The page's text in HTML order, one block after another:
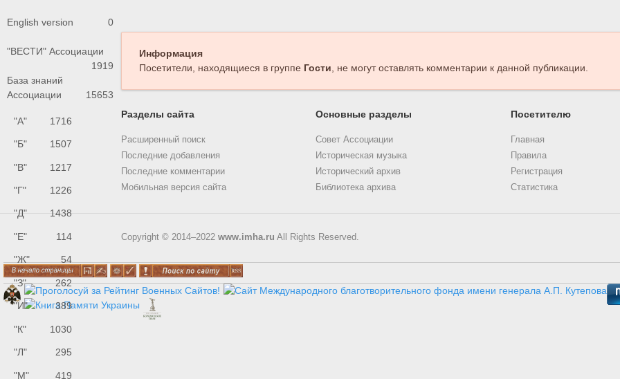
English version 0
"ВЕСТИ" Ассоциации
1919
База знаний
Ассоциации
15653
"А" 1716
"Б" 1507
"В" 1217
"Г" 1226
"Д" 1438
"Е" 114
"Ж" 54
"З" 262
"И" 389
"К" 1030
"Л" 295
"М" 419
Информация
Посетители, находящиеся в группе Гости, не могут оставлять комментарии к данной публикации.
Разделы сайта
Расширенный поиск
Последние добавления
Последние комментарии
Мобильная версия сайта
Основные разделы
Совет Ассоциации
Историческая музыка
Исторический архив
Библиотека архива
Посетителю
Главная
Правила
Регистрация
Статистика
Copyright © 2014–2022 www.imha.ru All Rights Reserved.